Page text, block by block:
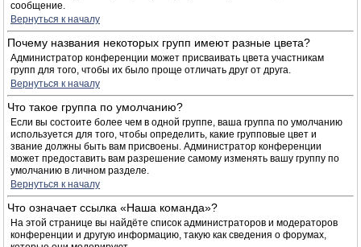
сообщение.
Вернуться к началу
Почему названия некоторых групп имеют разные цвета?
Администратор конференции может присваивать цвета участникам
групп для того, чтобы их было проще отличать друг от друга.
Вернуться к началу
Что такое группа по умолчанию?
Если вы состоите более чем в одной группе, ваша группа по умолчанию
используется для того, чтобы определить, какие групповые цвет и
звание должны быть вам присвоены. Администратор конференции
может предоставить вам разрешение самому изменять вашу группу по
умолчанию в личном разделе.
Вернуться к началу
Что означает ссылка «Наша команда»?
На этой странице вы найдёте список администраторов и модераторов
конференции и другую информацию, такую как сведения о форумах,